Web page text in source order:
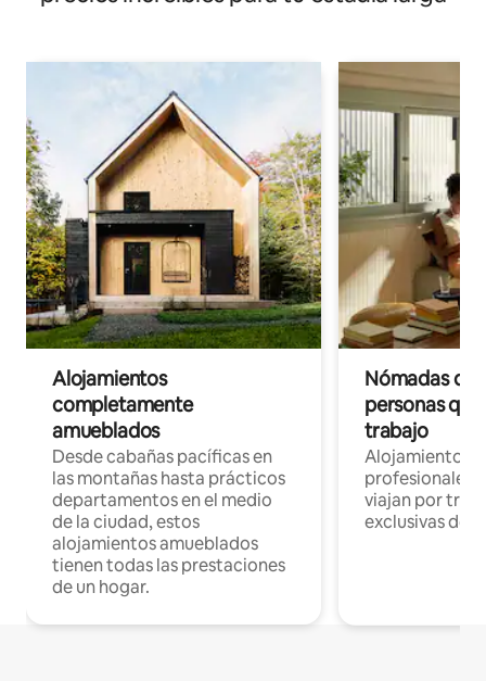
Alojamientos
completamente
amueblados
Desde cabañas pacíficas en
las montañas hasta prácticos
departamentos en el medio
de la ciudad, estos
alojamientos amueblados
tienen todas las prestaciones
de un hogar.
Nómadas
personas
trabajo
Alojamientos
profesionales
viajan por
exclusivas de